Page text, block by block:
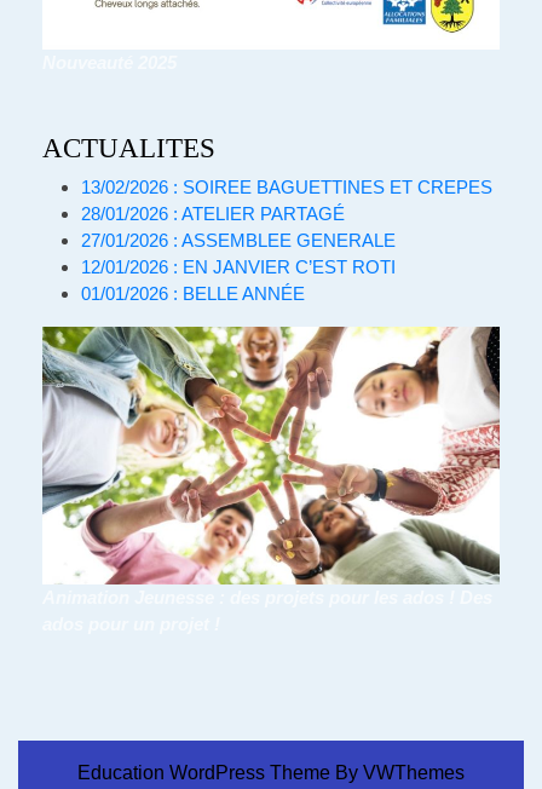
ACTUALITES
13/02/2026 : SOIREE BAGUETTINES ET CREPES
28/01/2026 : ATELIER PARTAGÉ
27/01/2026 : ASSEMBLEE GENERALE
12/01/2026 : EN JANVIER C’EST ROTI
01/01/2026 : BELLE ANNÉE
Education WordPress Theme By VWThemes